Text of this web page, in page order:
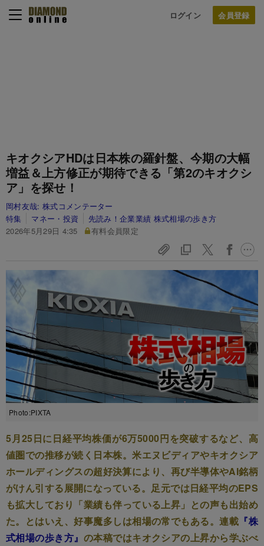
ログイン
キオクシアHDは日本株の羅針盤、今期の大幅
増益＆上方修正が期待できる「第2のキオクシ
ア」を探せ！
岡村友哉: 株式コメンテーター
特集
マネー・投資
先読み！企業業績 株式相場の歩き方
2026年5月29日 4:35
有料会員限定
Photo:PIXTA
5月25日に日経平均株価が6万5000円を突破するなど、高
値圏での推移が続く日本株。米エヌビディアやキオクシア
ホールディングスの超好決算により、再び半導体やAI銘柄
がけん引する展開になっている。足元では日経平均のEPS
も拡大しており「業績も伴っている上昇」との声も出始め
た。とはいえ、好事魔多しは相場の常でもある。連載 『株
式相場の歩き方』 の本稿ではキオクシアの上昇から学ぶべ